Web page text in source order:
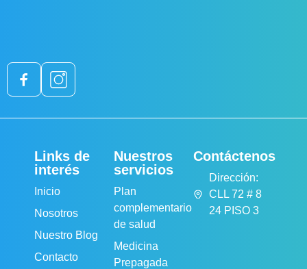
Links de
interés
Inicio
Nosotros
Nuestro Blog
Contacto
Nuestros
servicios
Plan
complementario
de salud
Medicina
Prepagada
Contáctenos
Dirección:
CLL 72 # 8
24 PISO 3